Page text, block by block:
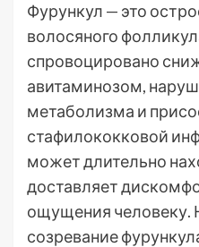
Фурункул — это
волосяного
спровоцировано
авитаминозом,
метаболизма и
стафилококковой
может длительно
доставляет
ощущения человеку.
созревание